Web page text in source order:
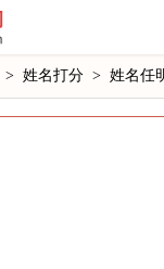
> 姓名打分 > 姓名任